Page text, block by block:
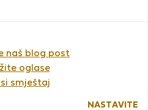
naš blog post
oglase
smještaj
NASTAVITE